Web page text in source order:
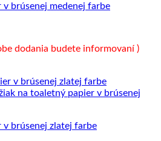
brúsenej medenej farbe
dodania budete informovaní )
brúsenej zlatej farbe